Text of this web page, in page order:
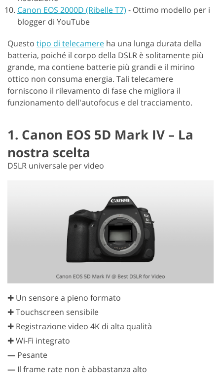
Canon EOS 2000D (Ribelle T7) - Ottimo modello per i
blogger di YouTube
Questo tipo di telecamere ha una lunga durata della
batteria, poiché il corpo della DSLR è solitamente più
grande, ma contiene batterie più grandi e il mirino
ottico non consuma energia. Tali telecamere
forniscono il rilevamento di fase che migliora il
funzionamento dell'autofocus e del tracciamento.
1. Canon EOS 5D Mark IV – La
nostra scelta
DSLR universale per video
✚ Un sensore a pieno formato
✚ Touchscreen sensibile
✚ Registrazione video 4K di alta qualità
✚ Wi-Fi integrato
— Pesante
— Il frame rate non è abbastanza alto